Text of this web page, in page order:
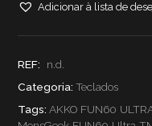
Teclado
Magnético
Akko
Adicionar à lista de
REF:
n.d.
Categoria:Teclados
Tags:AKKO FUN60